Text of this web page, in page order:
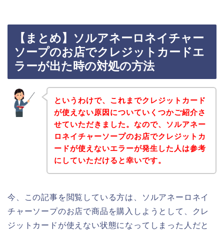
【まとめ】ソルアネーロネイチャー
ソープのお店でクレジットカードエ
ラーが出た時の対処の方法
というわけで、これまでクレジットカード
が使えない原因についていくつかご紹介さ
せていただきました。なので、ソルアネー
ロネイチャーソープのお店でクレジットカ
ードが使えないエラーが発生した人は参考
にしていただけると幸いです。
今、この記事を閲覧している方は、ソルアネーロネイ
チャーソープのお店で商品を購入しようとして、クレ
ジットカードが使えない状態になってしまった人だと